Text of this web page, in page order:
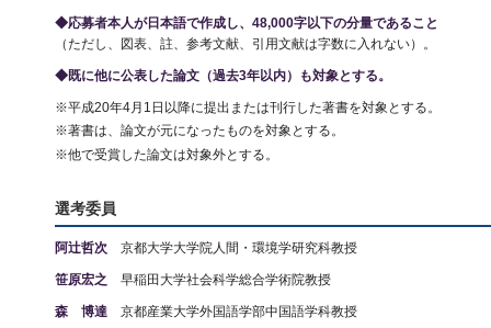
◆応募者本人が日本語で作成し、48,000字以下の分量であること
（ただし、図表、註、参考文献、引用文献は字数に入れない）。
◆既に他に公表した論文（過去3年以内）も対象とする。
※平成20年4月1日以降に提出または刊行した著書を対象とする。
※著書は、論文が元になったものを対象とする。
※他で受賞した論文は対象外とする。
選考委員
阿辻哲次 京都大学大学院人間・環境学研究科教授
笹原宏之 早稲田大学社会科学総合学術院教授
森 博達 京都産業大学外国語学部中国語学科教授